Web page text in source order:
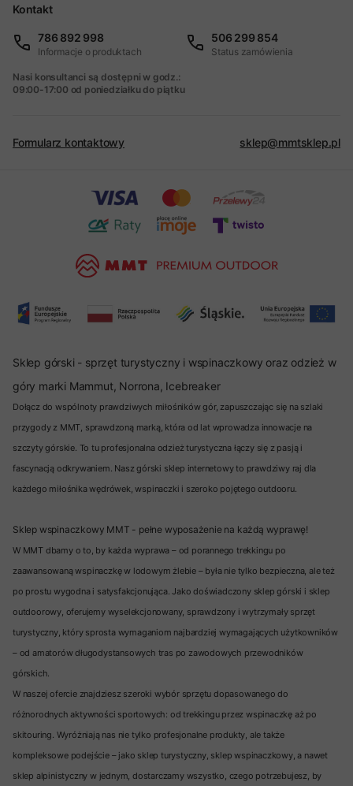
Kontakt
786 892 998
Informacje o produktach
506 299 854
Status zamówienia
Nasi konsultanci są dostępni w godz.:
09:00-17:00 od poniedziałku do piątku
Formularz kontaktowy sklep@mmtsklep.pl
Sklep górski - sprzęt turystyczny i wspinaczkowy oraz odzież w
góry marki Mammut, Norrona, Icebreaker
Dołącz do wspólnoty prawdziwych miłośników gór, zapuszczając się na szlaki
przygody z MMT, sprawdzoną marką, która od lat wprowadza innowacje na
szczyty górskie. To tu profesjonalna odzież turystyczna łączy się z pasją i
fascynacją odkrywaniem. Nasz górski sklep internetowy to prawdziwy raj dla
każdego miłośnika wędrówek, wspinaczki i szeroko pojętego outdooru.
Sklep wspinaczkowy MMT - pełne wyposażenie na każdą wyprawę!
W MMT dbamy o to, by każda wyprawa – od porannego trekkingu po
zaawansowaną wspinaczkę w lodowym żlebie – była nie tylko bezpieczna, ale też
po prostu wygodna i satysfakcjonująca. Jako doświadczony sklep górski i sklep
outdoorowy, oferujemy wyselekcjonowany, sprawdzony i wytrzymały sprzęt
turystyczny, który sprosta wymaganiom najbardziej wymagających użytkowników
– od amatorów długodystansowych tras po zawodowych przewodników
górskich.
W naszej ofercie znajdziesz szeroki wybór sprzętu dopasowanego do
różnorodnych aktywności sportowych: od trekkingu przez wspinaczkę aż po
skitouring. Wyróżniają nas nie tylko profesjonalne produkty, ale także
kompleksowe podejście – jako sklep turystyczny, sklep wspinaczkowy, a nawet
sklep alpinistyczny w jednym, dostarczamy wszystko, czego potrzebujesz, by